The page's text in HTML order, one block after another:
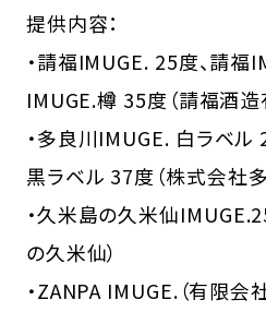
提供内容：
・請福IMUGE. 25度、請福
IMUGE.樽 35度（請福酒造
・多良川IMUGE. 白ラベル
黒ラベル 37度（株式会社多
・久米島の久米仙
の久米仙）
・ZANPA IMUGE.（有限会